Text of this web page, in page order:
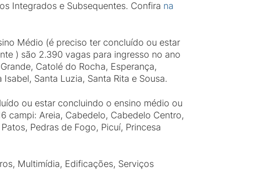
Integrados e Subsequentes. Confira na
Médio (é preciso ter concluído ou estar
) são 2.390 vagas para ingresso no ano
Catolé do Rocha, Esperança,
Santa Luzia, Santa Rita e Sousa.
ou estar concluindo o ensino médio ou
campi: Areia, Cabedelo, Cabedelo Centro,
Pedras de Fogo, Picuí, Princesa
Multimídia, Edificações, Serviços